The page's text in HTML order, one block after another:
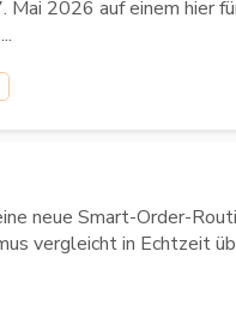
2026 auf einem hier
neue Smart-Order-
vergleicht in Echtzeit